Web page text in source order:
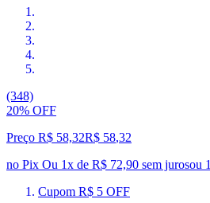
(348)
20% OFF
Preço R$ 58,32R$ 58,32
no Pix Ou 1x de R$ 72,90 sem jurosou 1
Cupom R$ 5 OFF